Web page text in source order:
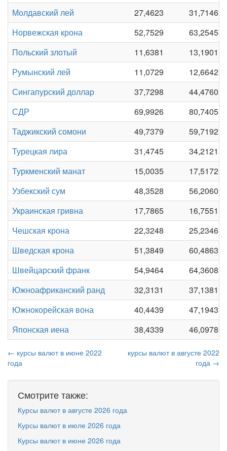
Молдавский лей
27,4623
31,7146
Норвежская крона
52,7529
63,2545
Польский злотый
11,6381
13,1901
Румынский лей
11,0729
12,6642
Сингапурский доллар
37,7298
44,4760
СДР
69,9926
80,7405
Таджикский сомони
49,7379
59,7192
Турецкая лира
31,4745
34,2121
Туркменский манат
15,0035
17,5172
Узбекский сум
48,3528
56,2060
Украинская гривна
17,7865
16,7551
Чешская крона
22,3248
25,2346
Шведская крона
51,3849
60,4863
Швейцарский франк
54,9464
64,3608
Южноафриканский ранд
32,3131
37,1381
Южнокорейская вона
40,4439
47,1943
Японская иена
38,4339 46,0978
← курсы валют в июне 2022
года
курсы валют в августе 2022
года →
Смотрите также:
Курсы валют в августе 2026 года
Курсы валют в июле 2026 года
Курсы валют в июне 2026 года